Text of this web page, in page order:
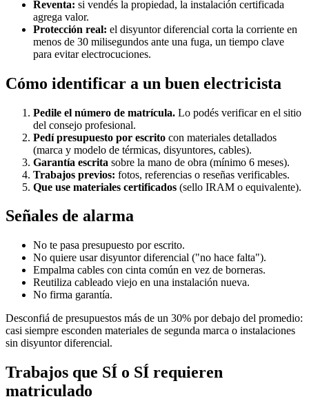
Reventa: si vendés la propiedad, la instalación certificada
agrega valor.
Protección real: el disyuntor diferencial corta la corriente en
menos de 30 milisegundos ante una fuga, un tiempo clave
para evitar electrocuciones.
Cómo identificar a un buen electricista
Pedile el número de matrícula. Lo podés verificar en el sitio
del consejo profesional.
Pedí presupuesto por escrito con materiales detallados
(marca y modelo de térmicas, disyuntores, cables).
Garantía escrita sobre la mano de obra (mínimo 6 meses).
Trabajos previos: fotos, referencias o reseñas verificables.
Que use materiales certificados (sello IRAM o equivalente).
Señales de alarma
No te pasa presupuesto por escrito.
No quiere usar disyuntor diferencial ("no hace falta").
Empalma cables con cinta común en vez de borneras.
Reutiliza cableado viejo en una instalación nueva.
No firma garantía.
Desconfiá de presupuestos más de un 30% por debajo del promedio:
casi siempre esconden materiales de segunda marca o instalaciones
sin disyuntor diferencial.
Trabajos que SÍ o SÍ requieren
matriculado